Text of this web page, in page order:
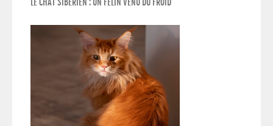
LE CHAT SIBÉRIEN : UN FÉLIN VENU DU FROID